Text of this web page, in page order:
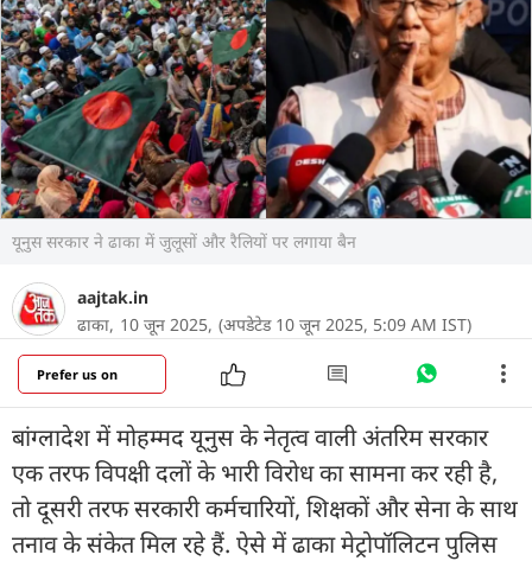
यूनुस सरकार ने ढाका में जुलूसों और रैलियों पर लगाया बैन
aajtak.in
ढाका, 10 जून 2025, (अपडेटेड 10 जून 2025, 5:09 AM IST)
Prefer us on
बांग्लादेश में मोहम्मद यूनुस के नेतृत्व वाली अंतरिम सरकार
एक तरफ विपक्षी दलों के भारी विरोध का सामना कर रही है,
तो दूसरी तरफ सरकारी कर्मचारियों, शिक्षकों और सेना के साथ
तनाव के संकेत मिल रहे हैं. ऐसे में ढाका मेट्रोपॉलिटन पुलिस